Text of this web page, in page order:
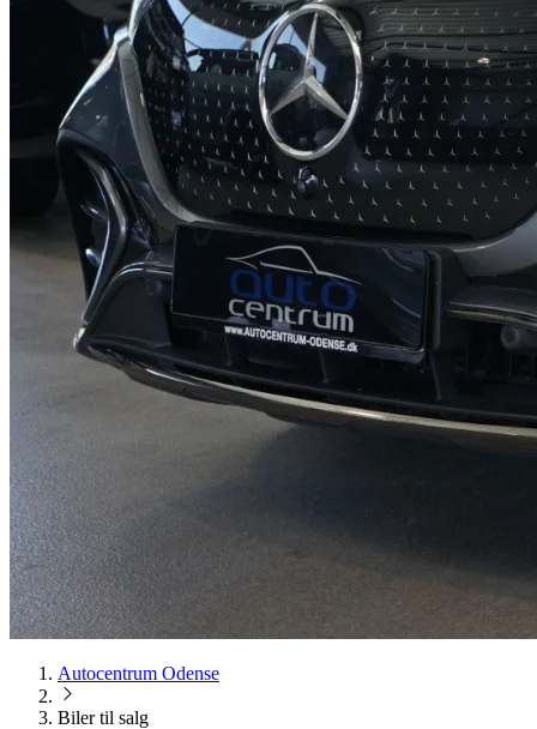
Autocentrum Odense
Biler til salg